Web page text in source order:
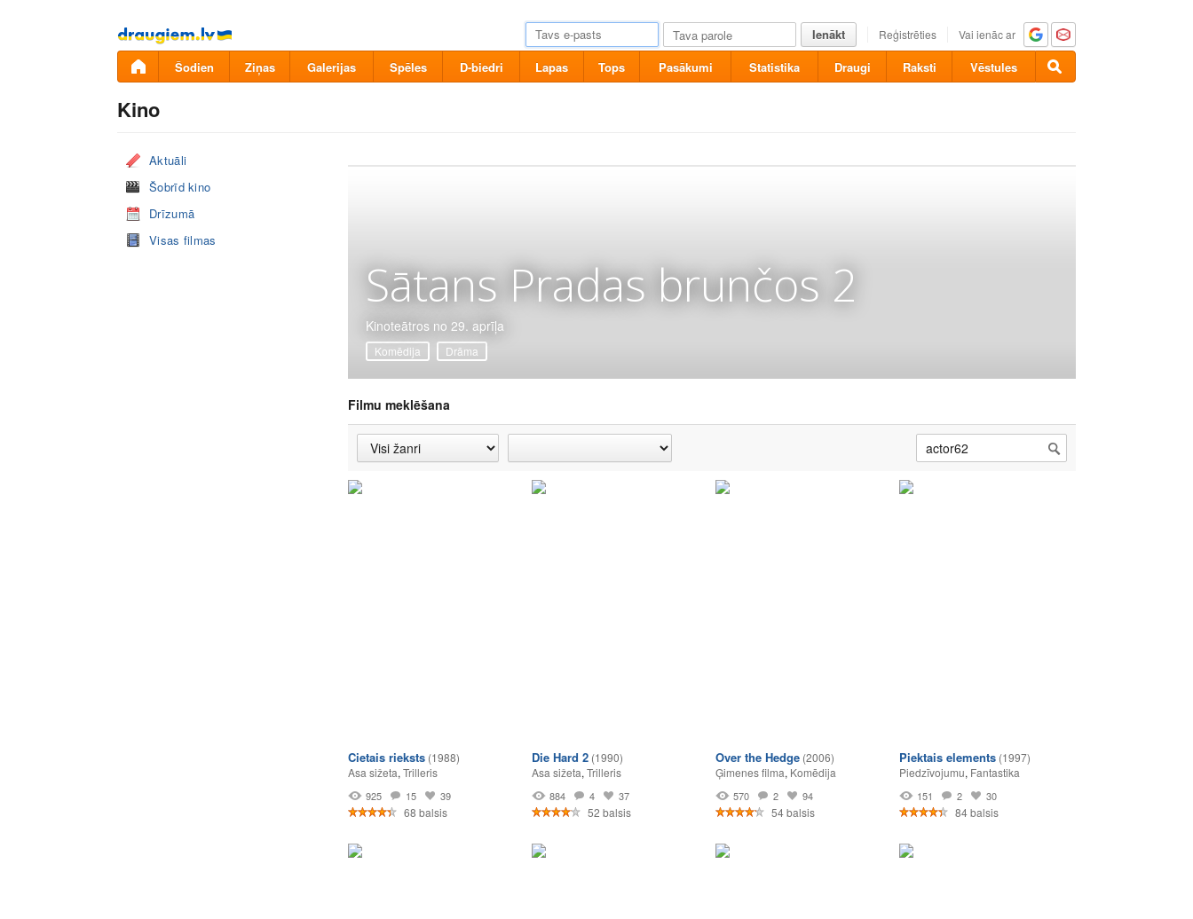
Pāriet
uz
saturu
Ienākt Reģistrēties Vai ienāc ar
Šodien Ziņas Galerijas Spēles D-biedri Lapas Tops Pasākumi Statistika Draugi Raksti Vēstules
Kino
Aktuāli
Šobrīd kino
Drīzumā
Visas filmas
Sātans Pradas brunčos 2
Kinoteātros no 29. aprīļa
Komēdija Drāma
Filmu meklēšana
Cietais rieksts (1988)
Asa sižeta, Trilleris
925 15 39
68 balsis
Die Hard 2 (1990)
Asa sižeta, Trilleris
884 4 37
52 balsis
Over the Hedge (2006)
Ģimenes filma, Komēdija
570 2 94
54 balsis
Piektais elements (1997)
Piedzīvojumu, Fantastika
151 2 30
84 balsis